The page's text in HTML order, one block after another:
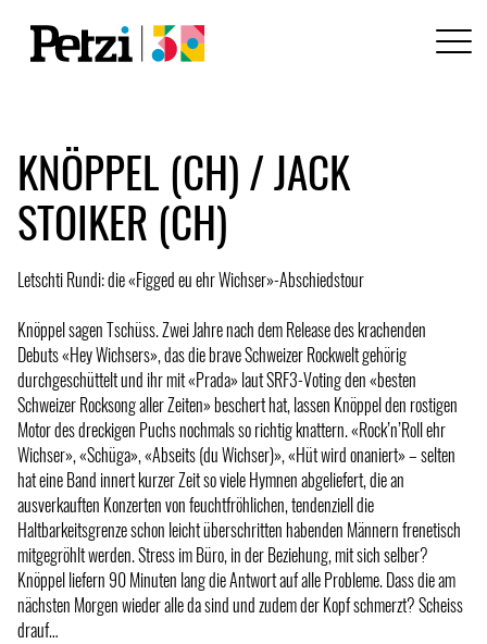
KNÖPPEL (CH) / JACK
STOIKER (CH)
Letschti Rundi: die «Figged eu ehr Wichser»-Abschiedstour
Knöppel sagen Tschüss. Zwei Jahre nach dem Release des krachenden
Debuts «Hey Wichsers», das die brave Schweizer Rockwelt gehörig
durchgeschüttelt und ihr mit «Prada» laut SRF3-Voting den «besten
Schweizer Rocksong aller Zeiten» beschert hat, lassen Knöppel den rostigen
Motor des dreckigen Puchs nochmals so richtig knattern. «Rock’n’Roll ehr
Wichser», «Schüga», «Abseits (du Wichser)», «Hüt wird onaniert» – selten
hat eine Band innert kurzer Zeit so viele Hymnen abgeliefert, die an
ausverkauften Konzerten von feuchtfröhlichen, tendenziell die
Haltbarkeitsgrenze schon leicht überschritten habenden Männern frenetisch
mitgegröhlt werden. Stress im Büro, in der Beziehung, mit sich selber?
Knöppel liefern 90 Minuten lang die Antwort auf alle Probleme. Dass die am
nächsten Morgen wieder alle da sind und zudem der Kopf schmerzt? Scheiss
drauf…